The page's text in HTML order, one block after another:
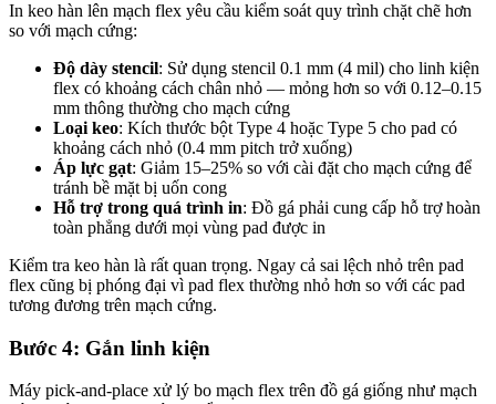
In keo hàn lên mạch flex yêu cầu kiểm soát quy trình chặt chẽ hơn
so với mạch cứng:
Độ dày stencil: Sử dụng stencil 0.1 mm (4 mil) cho linh kiện
flex có khoảng cách chân nhỏ — mỏng hơn so với 0.12–0.15
mm thông thường cho mạch cứng
Loại keo: Kích thước bột Type 4 hoặc Type 5 cho pad có
khoảng cách nhỏ (0.4 mm pitch trở xuống)
Áp lực gạt: Giảm 15–25% so với cài đặt cho mạch cứng để
tránh bề mặt bị uốn cong
Hỗ trợ trong quá trình in: Đồ gá phải cung cấp hỗ trợ hoàn
toàn phẳng dưới mọi vùng pad được in
Kiểm tra keo hàn là rất quan trọng. Ngay cả sai lệch nhỏ trên pad
flex cũng bị phóng đại vì pad flex thường nhỏ hơn so với các pad
tương đương trên mạch cứng.
Bước 4: Gắn linh kiện
Máy pick-and-place xử lý bo mạch flex trên đồ gá giống như mạch